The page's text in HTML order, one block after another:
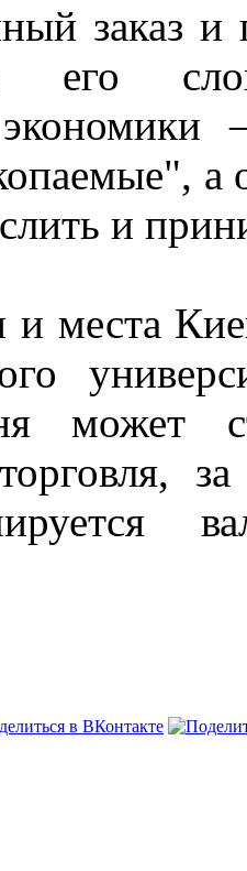
заказ
а
и
и места
может